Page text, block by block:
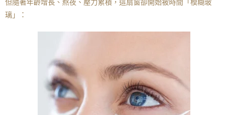
但隨著年齡增長、熬夜、壓力累積，這扇窗卻開始被時間「模糊玻
璃」：